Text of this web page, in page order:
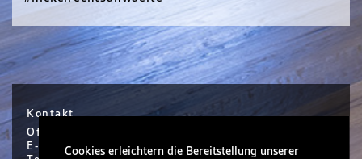
Cookies erleichtern die Bereitstellung unserer
Kontakt
Office Hanau / Sophie Scholl Platz 6 / Hanau
E-Mail info@nickel.de